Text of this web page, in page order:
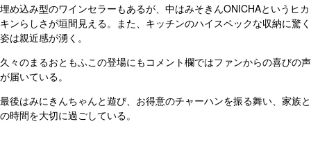
埋め込み型のワインセラーもあるが、中はみそきんONICHAというヒカ
キンらしさが垣間見える。また、キッチンのハイスペックな収納に驚く
姿は親近感が湧く。
久々のまるおともふこの登場にもコメント欄ではファンからの喜びの声
が届いている。
最後はみにきんちゃんと遊び、お得意のチャーハンを振る舞い、家族と
の時間を大切に過ごしている。